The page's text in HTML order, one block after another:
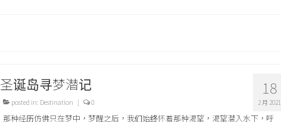
18
2 月 2021
圣诞岛寻梦潜记
posted in: Destination | 0
那种经历仿佛只在梦中，梦醒之后，我们始终怀着那种渴望，渴望潜入水下，呼